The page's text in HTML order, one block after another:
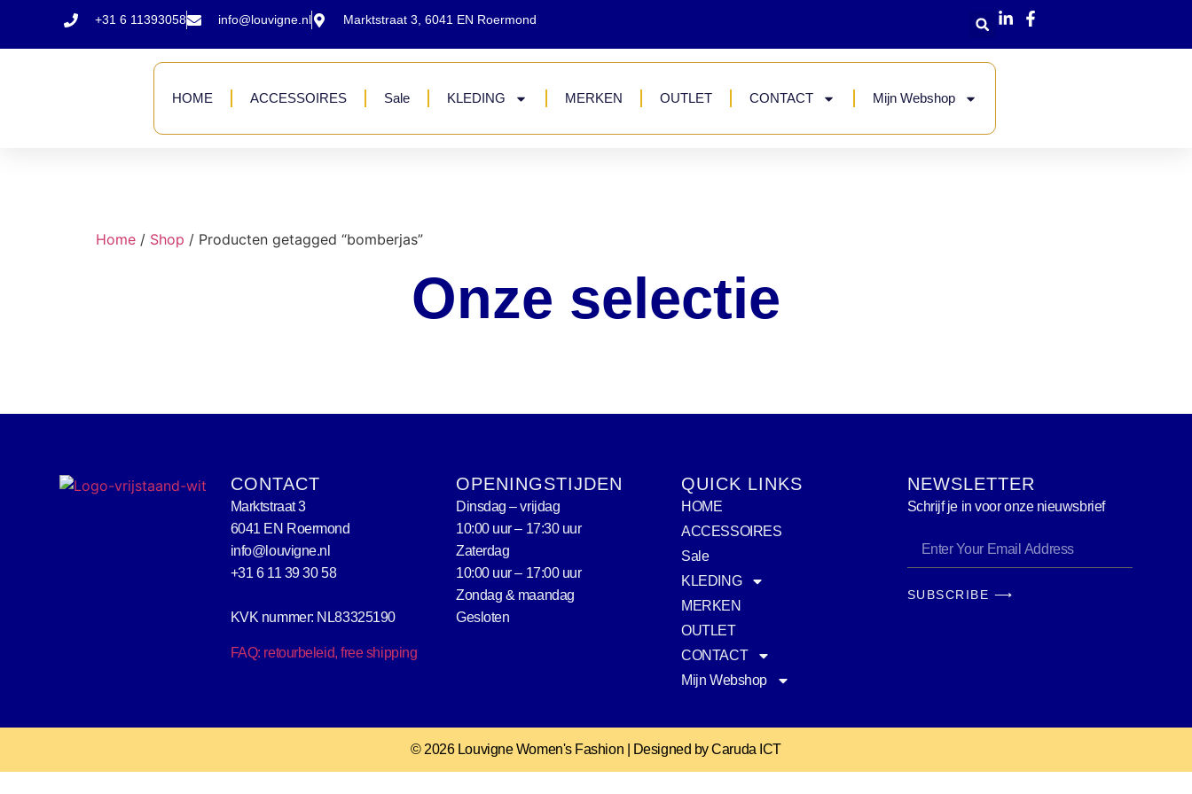
+31 6 11393058 info@louvigne.nl Marktstraat 3, 6041 EN Roermond
HOME ACCESSOIRES Sale KLEDING MERKEN OUTLET CONTACT Mijn Webshop
Home/ Shop / Producten getagged “bomberjas”
Onze selectie
CONTACT
Marktstraat 3
6041 EN Roermond
info@louvigne.nl
+31 6 11 39 30 58
KVK nummer: NL83325190
FAQ: retourbeleid, free shipping
OPENINGSTIJDEN
Dinsdag – vrijdag
10:00 uur – 17:30 uur
Zaterdag
10:00 uur – 17:00 uur
Zondag & maandag
Gesloten
QUICK LINKS
HOME
ACCESSOIRES
Sale
KLEDING
MERKEN
OUTLET
CONTACT
Mijn Webshop
NEWSLETTER
Schrijf je in voor onze nieuwsbrief
SUBSCRIBE ⟶
© 2026 Louvigne Women's Fashion | Designed by Caruda ICT